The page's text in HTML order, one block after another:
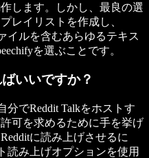
します。しかし、最良の選
レイリストを作成し、
イルを含むあらゆるテキス
を選ぶことです。
いいですか？
分でReddit Talkをホストす
可を求めるために手を挙げ
に読み上げさせるに
読み上げオプションを使用